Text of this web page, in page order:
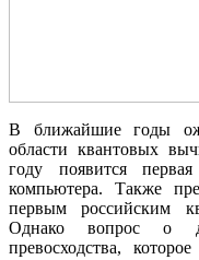
В ближайшие годы
области квантовых
году появится
компьютера. Также
первым российским
Однако вопрос о
превосходства,